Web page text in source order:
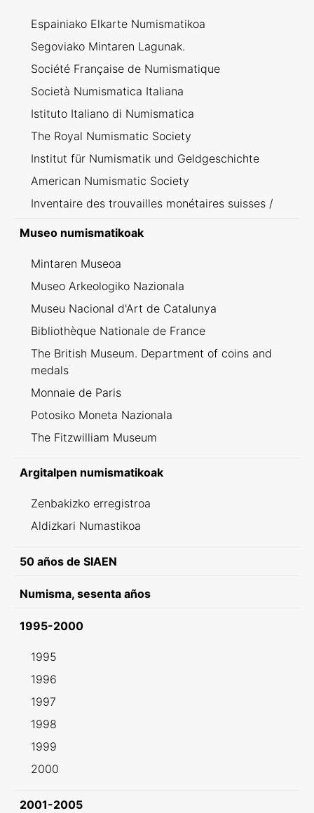
Espainiako Elkarte Numismatikoa
Segoviako Mintaren Lagunak.
Société Française de Numismatique
Società Numismatica Italiana
Istituto Italiano di Numismatica
The Royal Numismatic Society
Institut für Numismatik und Geldgeschichte
American Numismatic Society
Inventaire des trouvailles monétaires suisses /
Museo numismatikoak
Mintaren Museoa
Museo Arkeologiko Nazionala
Museu Nacional d'Art de Catalunya
Bibliothèque Nationale de France
The British Museum. Department of coins and
medals
Monnaie de Paris
Potosiko Moneta Nazionala
The Fitzwilliam Museum
Argitalpen numismatikoak
Zenbakizko erregistroa
Aldizkari Numastikoa
50 años de SIAEN
Numisma, sesenta años
1995-2000
1995
1996
1997
1998
1999
2000
2001-2005